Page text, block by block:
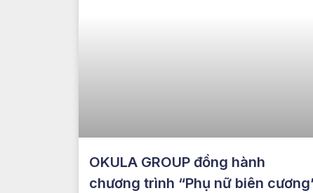
OKULA GROUP đồng hành
chương trình “Phụ nữ biên